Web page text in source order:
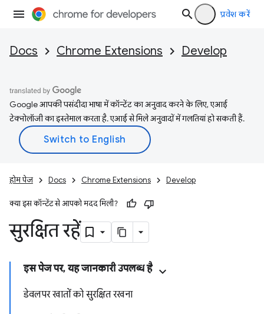
प्रवेश करें
Docs Chrome Extensions Develop
Google आपकी पसंदीदा भाषा में कॉन्टेंट का अनुवाद करने के लिए, एआई
टेक्नोलॉजी का इस्तेमाल करता है. एआई से मिले अनुवादों में गलतियां हो सकती हैं.
होम पेज Docs Chrome Extensions Develop
क्या इस कॉन्टेंट से आपको मदद मिली?
सुरक्षित रहें
इस पेज पर, यह जानकारी उपलब्ध है
डेवलपर खातों को सुरक्षित रखना